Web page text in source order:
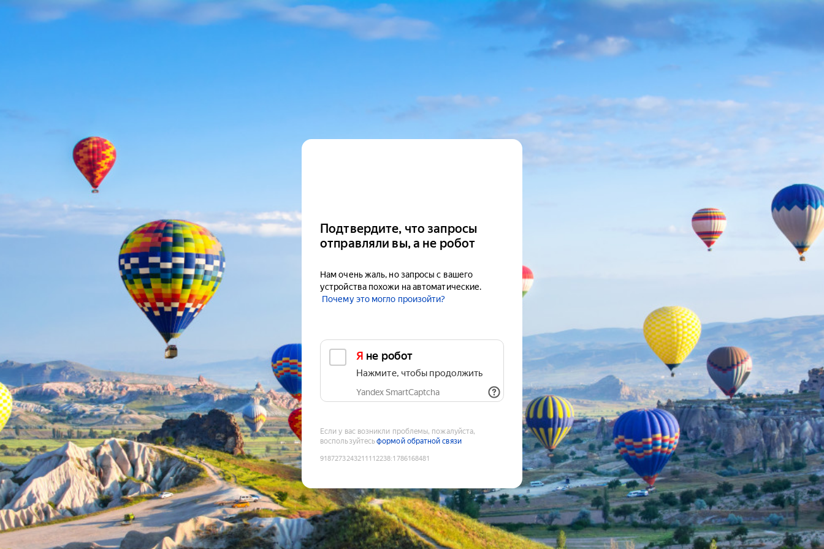
Подтвердите, что запросы
отправляли вы, а не робот
Нам очень жаль, но запросы с вашего
устройства похожи на автоматические.
Почему это могло произойти?
Я не робот
Нажмите, чтобы продолжить
Yandex SmartCaptcha
Если у вас возникли проблемы, пожалуйста,
воспользуйтесьформой обратной связи
9187273243211112238:1786168481